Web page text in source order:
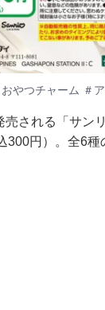
やつチャーム ＃
される「サン
300円）。全6種